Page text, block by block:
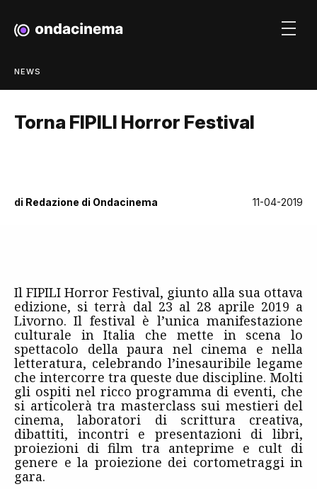
NEWS
Torna FIPILI Horror Festival
di Redazione di Ondacinema 11-04-2019
Il FIPILI Horror Festival, giunto alla sua ottava
edizione, si terrà dal 23 al 28 aprile 2019 a
Livorno. Il festival è l’unica manifestazione
culturale in Italia che mette in scena lo
spettacolo della paura nel cinema e nella
letteratura, celebrando l’inesauribile legame
che intercorre tra queste due discipline. Molti
gli ospiti nel ricco programma di eventi, che
si articolerà tra masterclass sui mestieri del
cinema, laboratori di scrittura creativa,
dibattiti, incontri e presentazioni di libri,
proiezioni di film tra anteprime e cult di
genere e la proiezione dei cortometraggi in
gara.